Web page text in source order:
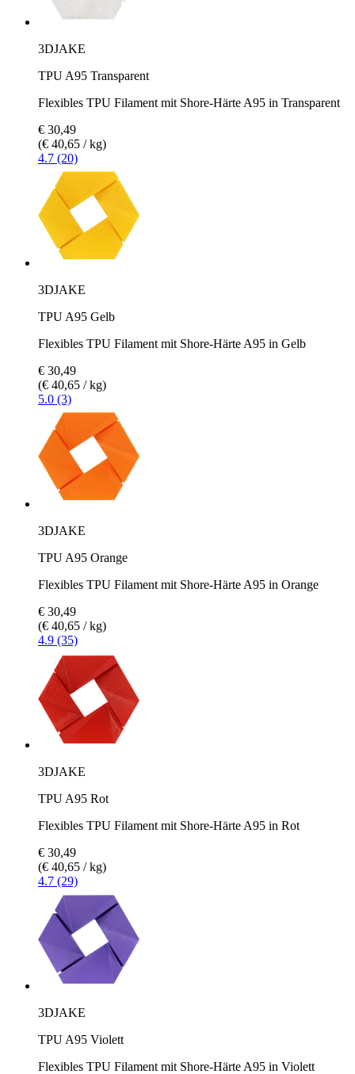
3DJAKE
TPU A95 Transparent
Flexibles TPU Filament mit Shore-Härte A95 in Transparent
€ 30,49
(€ 40,65 / kg)
4.7 (20)
3DJAKE
TPU A95 Gelb
Flexibles TPU Filament mit Shore-Härte A95 in Gelb
€ 30,49
(€ 40,65 / kg)
5.0 (3)
3DJAKE
TPU A95 Orange
Flexibles TPU Filament mit Shore-Härte A95 in Orange
€ 30,49
(€ 40,65 / kg)
4.9 (35)
3DJAKE
TPU A95 Rot
Flexibles TPU Filament mit Shore-Härte A95 in Rot
€ 30,49
(€ 40,65 / kg)
4.7 (29)
3DJAKE
TPU A95 Violett
Flexibles TPU Filament mit Shore-Härte A95 in Violett